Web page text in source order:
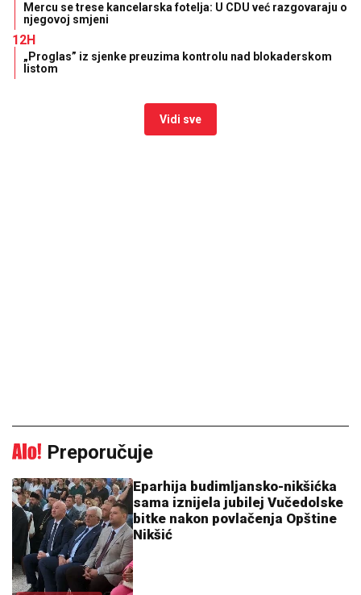
Mercu se trese kancelarska fotelja: U CDU već razgovaraju o
njegovoj smjeni
12H
„Proglas” iz sjenke preuzima kontrolu nad blokaderskom
listom
Vidi sve
Preporučuje
Eparhija budimljansko-nikšićka
sama iznijela jubilej Vučedolske
bitke nakon povlačenja Opštine
Nikšić